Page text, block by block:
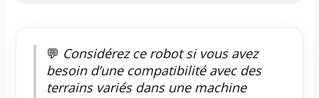
Landroid s'adapte à la
taille, à la forme de
votre pelouse et à la
💬 Considérez ce robot si vous avez
besoin d’une compatibilité avec des
terrains variés dans une machine